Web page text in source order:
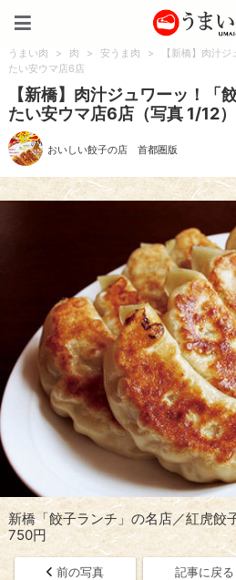
うまい肉 > 肉 > 安うま肉 >
【新橋】肉汁
たい安ウマ店6店
【新橋】肉汁ジュワーッ！「
たい安ウマ店6店（写真 1/12）
おいしい餃子の店 首都圏版
新橋「餃子ランチ」の名店／紅虎
750円
前の写真 記事に戻る